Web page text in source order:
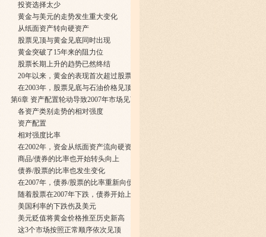
投资选择太少
黄金与美元的走势发生重大变化
从纸面资产转向硬资产
股票见顶与黄金见底同时出现
黄金突破了15年来的阻力位
股票长期上升的趋势已然终结
20年以来，黄金的表现首次超过股票
在2003年，股票见底与石油价格见顶同时发生
第6章 资产配置轮动导致2007年市场见顶
各资产类别走势的相对强度
资产配置
相对强度比率
在2002年，资金从纸面资产流向硬资产
商品/债券的比率也开始转头向上
债券/股票的比率也发生变化
在2007年，债券/股票的比率重新向债券倾斜
随着股票在2007年下跌，债券开始上涨
美国利率的下跌伤及美元
美元贬值将黄金价格推至历史新高
这3个市场按照正常顺序依次见顶